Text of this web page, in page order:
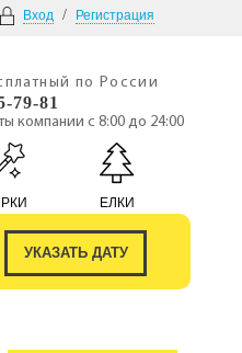
Вход / Регистрация
по России
79-81
компании с 8:00 до 24:00
ЕЛКИ